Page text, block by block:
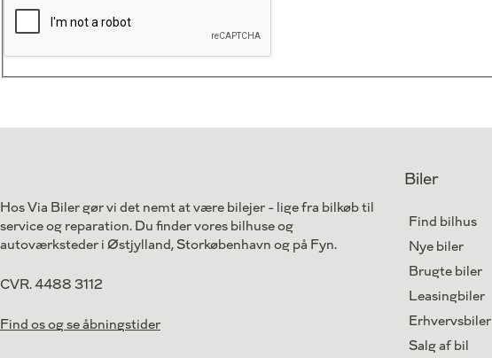
Hos Via Biler gør vi det nemt at være bilejer - lige fra bilkøb til
service og reparation. Du finder vores bilhuse og
autoværksteder i Østjylland, Storkøbenhavn og på Fyn.
CVR. 4488 3112
Find os og se åbningstider
Biler
Find bilhus
Nye biler
Brugte biler
Leasingbiler
Erhvervsbiler
Salg af bil